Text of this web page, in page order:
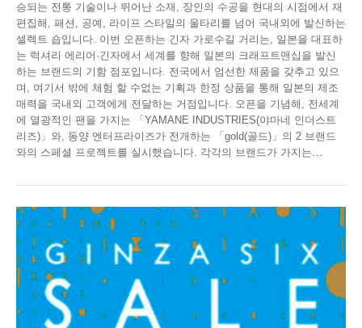
승되는 전통 기술이나 뛰어난 소재, 장인의 수공을 현대의 시점에서 재
편집해, 패션, 공예, 라이프 스타일의 울타리를 넘어 국내외에 발신하는
셀렉트 숍입니다. 이번 오픈하는 긴자 가로수길 거리는, 일본을 대표하
는 럭셔리 에리어·긴자에서 세계를 향해 일본의 크래프트맨십을 발신
하는 브랜드의 기함 점포입니다. 전국에서 엄선한 제품을 갖추고 있으
며, 여기서 밖에 체험 할 수없는 기획과 한정 상품을 통해 일본의 제조
매력을 국내외 고객에게 전달하는 거점입니다. 오픈을 기념해, 전세계
에 열광적인 팬을 가지는 「YAMANE INDUSTRIES(야마네 인더스트
리즈)」와, 동양 엔터프라이즈가 전개하는 「gold(골드)」의 2 브랜드
와의 스페셜 프로젝트를 실시했습니다. 각각의 브랜드가 가지는…